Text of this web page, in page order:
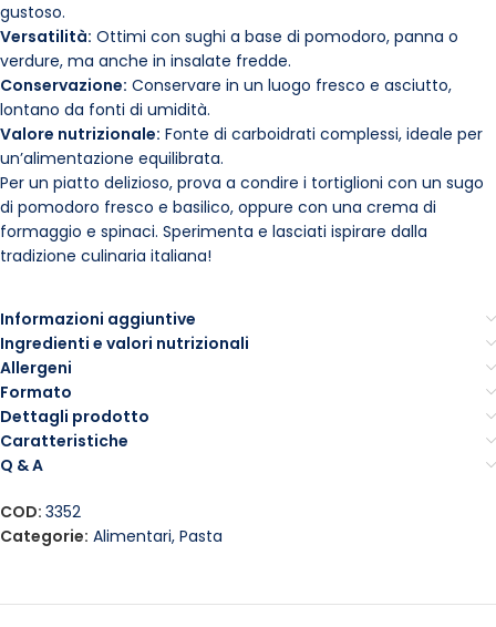
gustoso.
Versatilità: Ottimi con sughi a base di pomodoro, panna o
verdure, ma anche in insalate fredde.
Conservazione: Conservare in un luogo fresco e asciutto,
lontano da fonti di umidità.
Valore nutrizionale: Fonte di carboidrati complessi, ideale per
un’alimentazione equilibrata.
Per un piatto delizioso, prova a condire i tortiglioni con un sugo
di pomodoro fresco e basilico, oppure con una crema di
formaggio e spinaci. Sperimenta e lasciati ispirare dalla
tradizione culinaria italiana!
Informazioni aggiuntive
Ingredienti e valori nutrizionali
Allergeni
Formato
Dettagli prodotto
Caratteristiche
Q & A
COD: 3352
Categorie: Alimentari, Pasta